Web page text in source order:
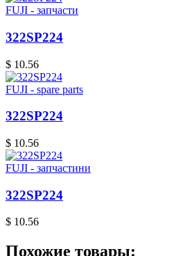
FUJI - запчасти
322SP224
$ 10.56
FUJI - spare parts
322SP224
$ 10.56
FUJI - запчастини
322SP224
$ 10.56
Похожие товары: